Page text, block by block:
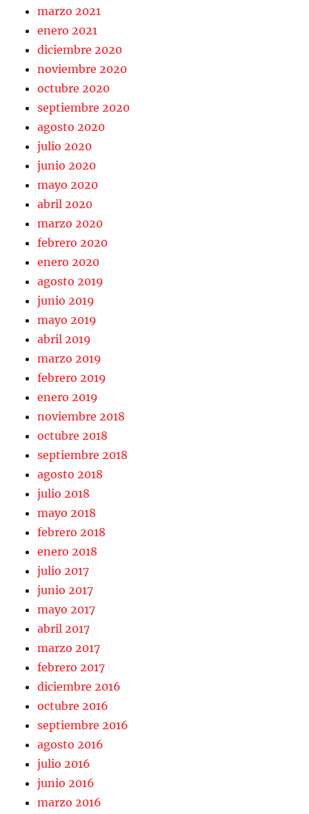
marzo 2021
enero 2021
diciembre 2020
noviembre 2020
octubre 2020
septiembre 2020
agosto 2020
julio 2020
junio 2020
mayo 2020
abril 2020
marzo 2020
febrero 2020
enero 2020
agosto 2019
junio 2019
mayo 2019
abril 2019
marzo 2019
febrero 2019
enero 2019
noviembre 2018
octubre 2018
septiembre 2018
agosto 2018
julio 2018
mayo 2018
febrero 2018
enero 2018
julio 2017
junio 2017
mayo 2017
abril 2017
marzo 2017
febrero 2017
diciembre 2016
octubre 2016
septiembre 2016
agosto 2016
julio 2016
junio 2016
marzo 2016